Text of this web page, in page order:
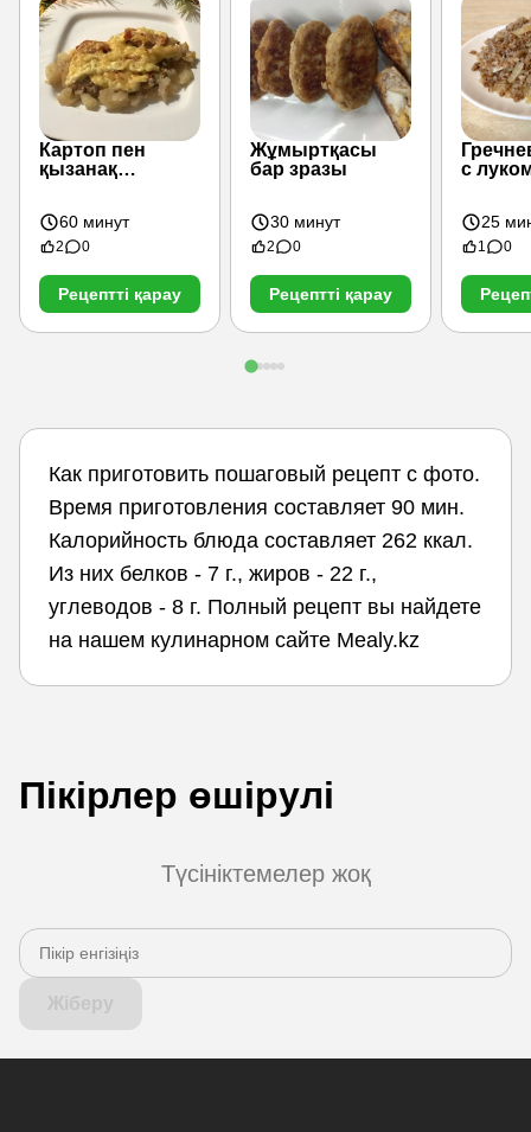
Картоп пен
қызанақ
стиліндегі ет
60 минут
2 0
Рецептті қарау
Жұмыртқасы
бар зразы
30 минут
2 0
Рецептті қарау
с
25
1 0
Как приготовить пошаговый рецепт с фото.
Время приготовления составляет 90 мин.
Калорийность блюда составляет 262 ккал.
Из них белков - 7 г., жиров - 22 г.,
углеводов - 8 г. Полный рецепт вы найдете
на нашем кулинарном сайте Mealy.kz
Пікірлер өшірулі
Түсініктемелер жоқ